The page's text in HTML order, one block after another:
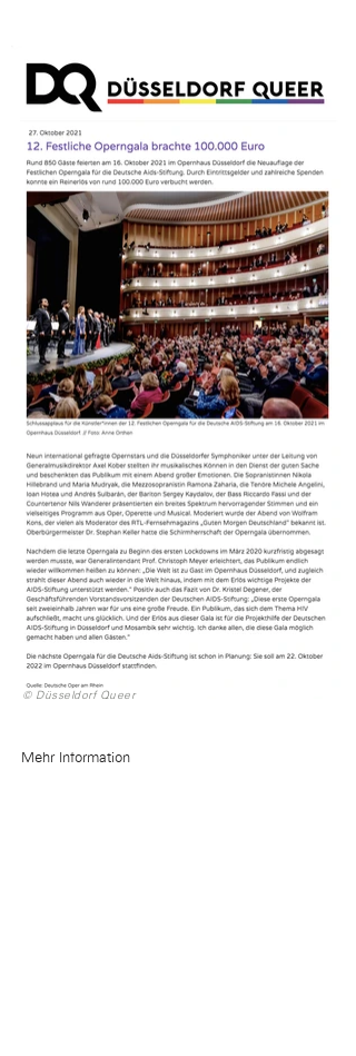
© Düsseldorf Queer
Mehr Information